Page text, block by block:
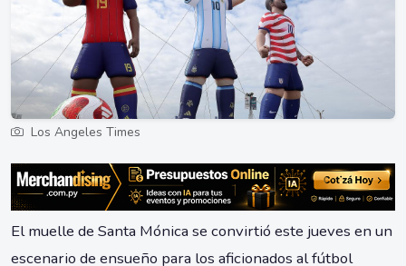
Los Angeles Times
El muelle de Santa Mónica se convirtió este jueves en un
escenario de ensueño para los aficionados al fútbol